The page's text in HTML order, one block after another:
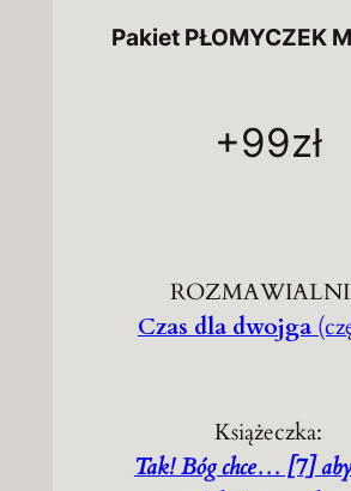
Pakiet PŁOMYCZEK
+99zł
Czas dla dwojga
Książeczka:
Tak! Bóg chce… [7]